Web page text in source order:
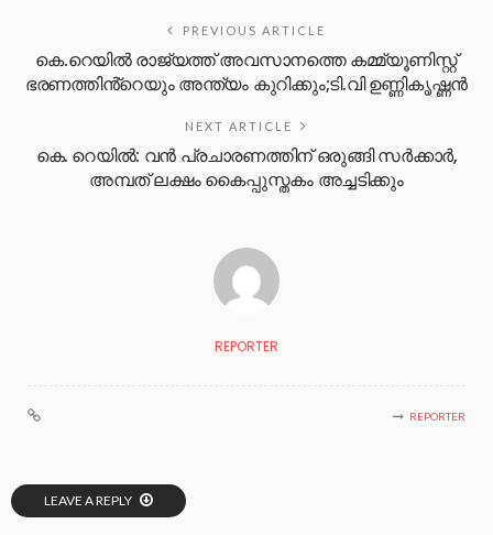
PREVIOUS ARTICLE
കെ.റെയിൽ രാജ്യത്ത് അവസാനത്തെ കമ്മ്യൂണിസ്റ്റ്
ഭരണത്തിൻ്റെയും അന്ത്യം കുറിക്കും;ടി.വി ഉണ്ണികൃഷ്ണൻ
NEXT ARTICLE
കെ. റെയില്‍: വന്‍ പ്രചാരണത്തിന് ഒരുങ്ങി സര്‍ക്കാര്‍,
അമ്പത് ലക്ഷം കൈപ്പുസ്തകം അച്ചടിക്കും
REPORTER
REPORTER
LEAVE A REPLY